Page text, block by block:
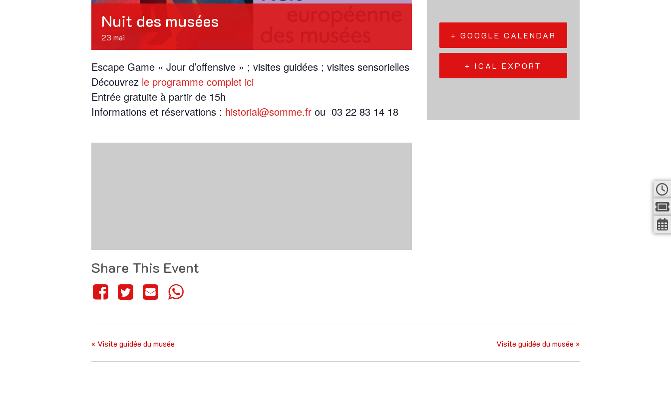
Nuit des musées
23 mai
Escape Game « Jour d’offensive » ; visites guidées ; visites sensorielles
Découvrez le programme complet ici
Entrée gratuite à partir de 15h
Informations et réservations : historial@somme.fr ou 03 22 83 14 18
Share This Event
+ GOOGLE CALENDAR
+ ICAL EXPORT
«Visite guidée du musée Visite guidée du musée »